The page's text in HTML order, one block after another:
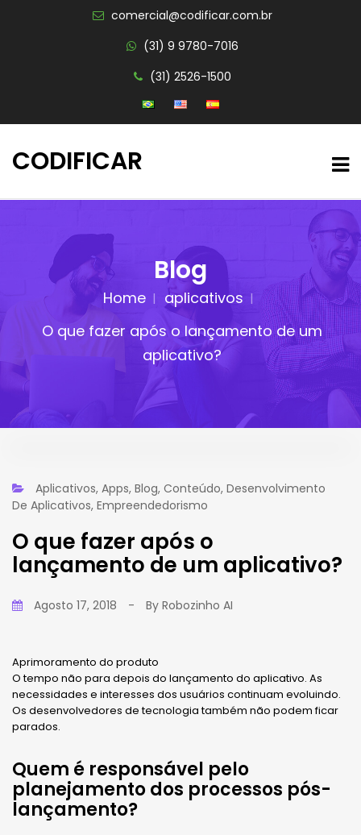
comercial@codificar.com.br
(31) 9 9780-7016
(31) 2526-1500
CODIFICAR
Blog
Home
aplicativos
O que fazer após o lançamento de um
aplicativo?
Aplicativos, Apps, Blog, Conteúdo, Desenvolvimento
De Aplicativos, Empreendedorismo
O que fazer após o
lançamento de um aplicativo?
Agosto 17, 2018 - By Robozinho AI
Aprimoramento do produto
O tempo não para depois do lançamento do aplicativo. As
necessidades e interesses dos usuários continuam evoluindo.
Os desenvolvedores de tecnologia também não podem ficar
parados.
Quem é responsável pelo
planejamento dos processos pós-
lançamento?